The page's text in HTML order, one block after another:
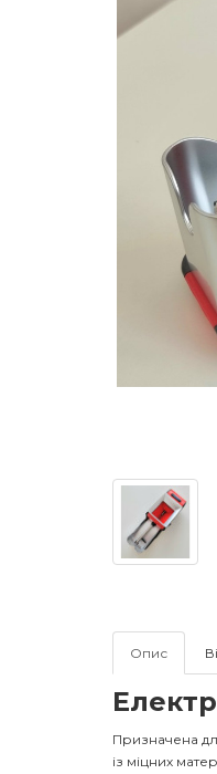
Опис
Призначена
із міцних